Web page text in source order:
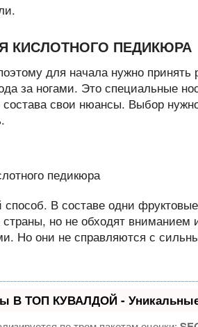
КИСЛОТНОГО ПЕДИКЮРА
для начала нужно
за ногами. Это специальные
состава свои нюансы. Выбор
В составе одни
но не обходят
Но они не справляются с
В ТОП КУВАЛДОЙ - Уникальные